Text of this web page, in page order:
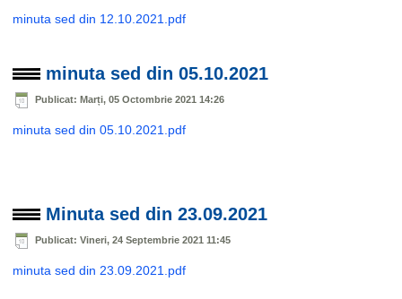
minuta sed din 12.10.2021.pdf
minuta sed din 05.10.2021
Publicat: Marți, 05 Octombrie 2021 14:26
minuta sed din 05.10.2021.pdf
Minuta sed din 23.09.2021
Publicat: Vineri, 24 Septembrie 2021 11:45
minuta sed din 23.09.2021.pdf